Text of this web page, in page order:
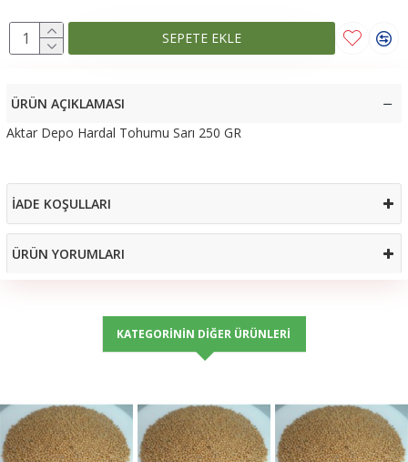
SEPETE EKLE
ÜRÜN AÇIKLAMASI
Aktar Depo Hardal Tohumu Sarı 250 GR
İADE KOŞULLARI
ÜRÜN YORUMLARI
KATEGORININ DIĞER ÜRÜNLERI